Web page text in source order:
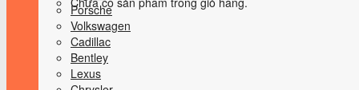
Porsche
Volkswagen
Cadillac
Bentley
Lexus